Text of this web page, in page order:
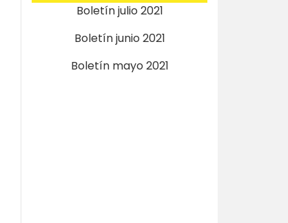
Boletín julio 2021
Boletín junio 2021
Boletín mayo 2021